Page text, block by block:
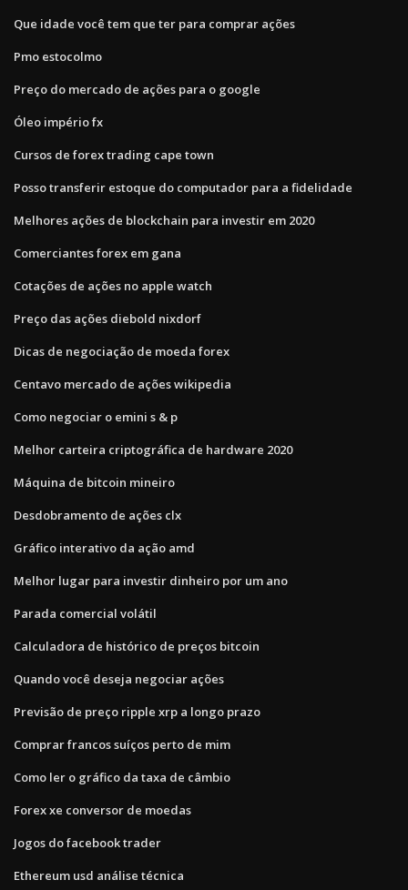
Que idade você tem que ter para comprar ações
Pmo estocolmo
Preço do mercado de ações para o google
Óleo império fx
Cursos de forex trading cape town
Posso transferir estoque do computador para a fidelidade
Melhores ações de blockchain para investir em 2020
Comerciantes forex em gana
Cotações de ações no apple watch
Preço das ações diebold nixdorf
Dicas de negociação de moeda forex
Centavo mercado de ações wikipedia
Como negociar o emini s & p
Melhor carteira criptográfica de hardware 2020
Máquina de bitcoin mineiro
Desdobramento de ações clx
Gráfico interativo da ação amd
Melhor lugar para investir dinheiro por um ano
Parada comercial volátil
Calculadora de histórico de preços bitcoin
Quando você deseja negociar ações
Previsão de preço ripple xrp a longo prazo
Comprar francos suíços perto de mim
Como ler o gráfico da taxa de câmbio
Forex xe conversor de moedas
Jogos do facebook trader
Ethereum usd análise técnica